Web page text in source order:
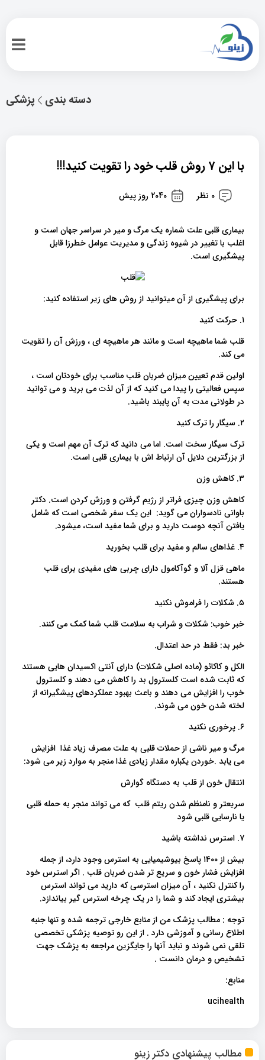
پزشکی دسته بندی
مطالب پیشنهادی دکتر زینو
با این ۷ روش قلب خود را تقویت کنید!!!
0 نظر 2040 روز پیش
بیماری قلبی علت شماره یک مرگ و میر در سراسر جهان است و
اغلب با تغییر در شیوه زندگی و مدیریت عوامل خطرزا قابل
پیشگیری است.
برای پیشگیری از آن میتوانید از روش های زیر استفاده کنید:
۱. حرکت کنید
قلب شما ماهیچه است و مانند هر ماهیچه ای ، ورزش آن را تقویت
می کند.
اولین قدم تعیین میزان ضربان قلب مناسب برای خودتان است ،
سپس فعالیتی را پیدا می کنید که از آن لذت می برید و می توانید
در طولانی مدت به آن پایبند باشید.
۲. سیگار را ترک کنید
ترک سیگار سخت است. اما می دانید که ترک آن مهم است و یکی
از بزرگترین دلایل آن ارتباط اش با بیماری قلبی است.
۳. کاهش وزن
کاهش وزن چیزی فراتر از رژیم گرفتن و ورزش کردن است. دکتر
باوانی نادسواران می گوید: این یک سفر شخصی است که شامل
یافتن آنچه دوست دارید و برای شما مفید است، میشود.
۴. غذاهای سالم و مفید برای قلب بخورید
ماهی قزل آلا و گوآکامول دارای چربی های مفیدی برای قلب
هستند.
۵. شکلات را فراموش نکنید
خبر خوب: شکلات و شراب به سلامت قلب شما کمک می کنند.
خبر بد: فقط در حد اعتدال.
الکل و کاکائو (ماده اصلی شکلات) دارای آنتی اکسیدان هایی هستند
که ثابت شده است کلسترول بد را کاهش می دهند و کلسترول
خوب را افزایش می دهند و باعث بهبود عملکردهای پیشگیرانه از
لخته شدن خون می شوند.
۶. پرخوری نکنید
مرگ و میر ناشی از حملات قلبی به علت مصرف زیاد غذا افزایش
می یابد .خوردن یکباره مقدار زیادی غذا منجر به موارد زیر می شود:
انتقال خون از قلب به دستگاه گوارش
سریعتر و نامنظم شدن ریتم قلب که می تواند منجر به حمله قلبی
یا نارسایی قلبی شود
۷. استرس نداشته باشید
بیش از ۱۴۰۰ پاسخ بیوشیمیایی به استرس وجود دارد، از جمله
افزایش فشار خون و سریع تر شدن ضربان قلب . اگر استرس خود
را کنترل نکنید ، آن میزان استرسی که دارید می تواند استرس
بیشتری ایجاد کند و شما را در یک چرخه استرس گیر بیاندازد.
توجه : مطالب پزشک من از منابع خارجی ترجمه شده و تنها جنبه
اطلاع رسانی و آموزشی دارد . از این رو توصیه پزشکی تخصصی
تلقی نمی شوند و نباید آنها را جایگزین مراجعه به پزشک جهت
تشخیص و درمان دانست .
منابع:
ucihealth